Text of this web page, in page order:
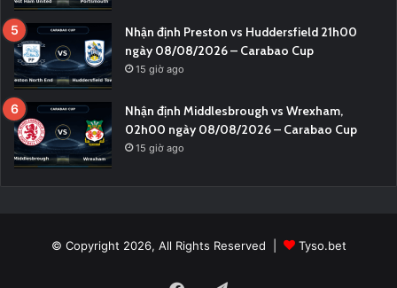
Nhận định Preston vs Huddersfield 21h00
ngày 08/08/2026 – Carabao Cup
15 giờ ago
Nhận định Middlesbrough vs Wrexham,
02h00 ngày 08/08/2026 – Carabao Cup
15 giờ ago
© Copyright 2026, All Rights Reserved | Tyso.bet